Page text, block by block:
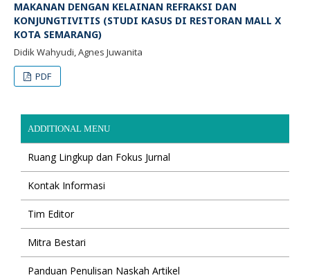
MAKANAN DENGAN KELAINAN REFRAKSI DAN
KONJUNGTIVITIS (STUDI KASUS DI RESTORAN MALL X
KOTA SEMARANG)
Didik Wahyudi, Agnes Juwanita
PDF
ADDITIONAL MENU
Ruang Lingkup dan Fokus Jurnal
Kontak Informasi
Tim Editor
Mitra Bestari
Panduan Penulisan Naskah Artikel